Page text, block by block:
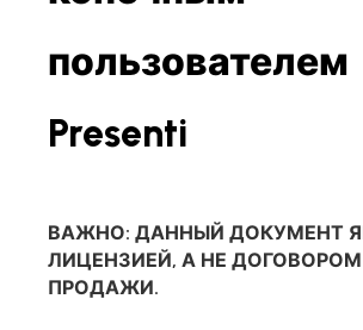
Для Маркетинга
пользователем
Presenti
ВАЖНО: ДАННЫЙ ДОКУМЕНТ
ЛИЦЕНЗИЕЙ, А НЕ
ПРОДАЖИ.